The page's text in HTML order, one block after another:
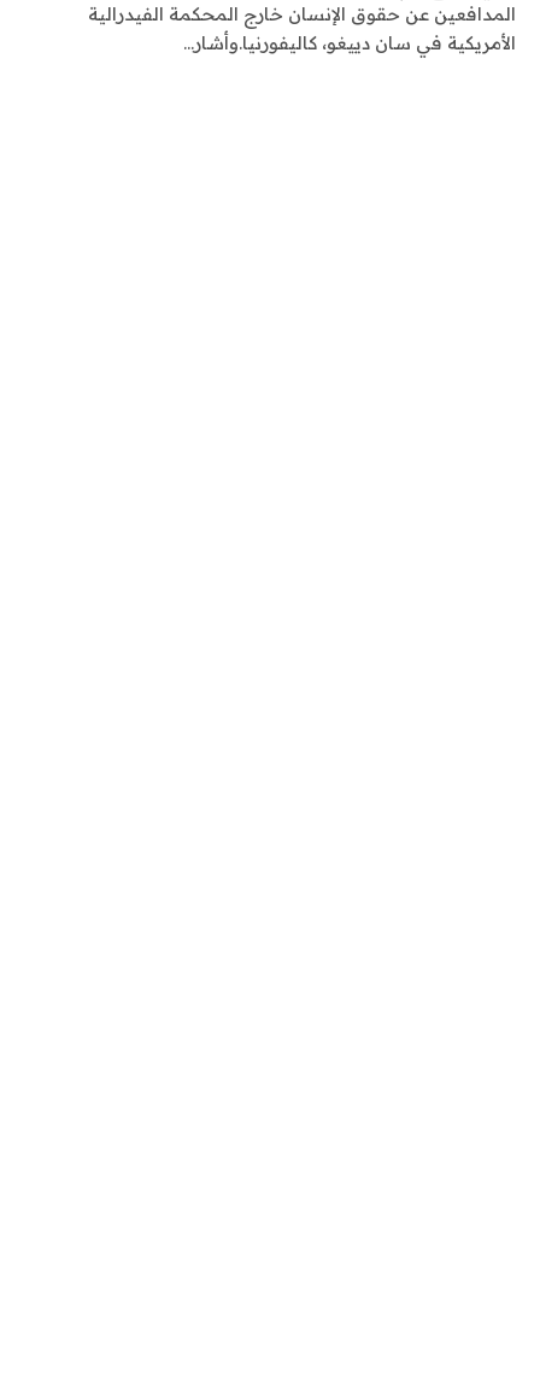
المدافعين عن حقوق الإنسان خارج المحكمة الفيدرالية
الأمريكية في سان دييغو، كاليفورنيا.وأشار…